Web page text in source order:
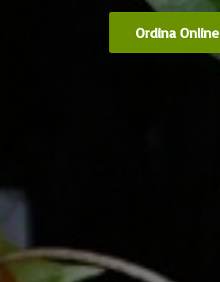
Ordina Online